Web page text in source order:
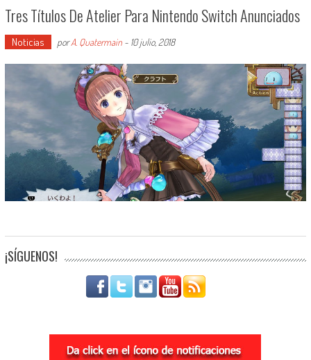
Tres Títulos De Atelier Para Nintendo Switch Anunciados
Noticias porA. Quatermain- 10 julio, 2018
¡SÍGUENOS!